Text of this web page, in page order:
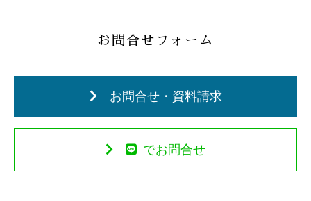
お問合せフォーム
お問合せ・資料請求
でお問合せ